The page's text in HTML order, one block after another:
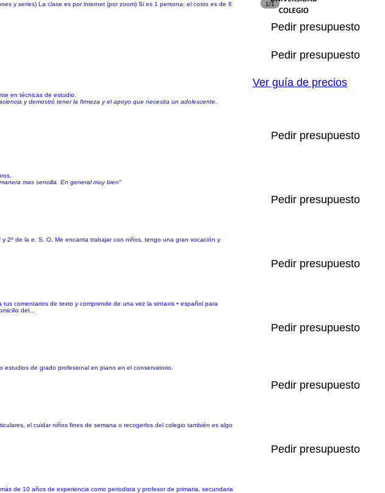
y series) La clase es por internet (por zoom) Si es 1 persona: el costo es de 6
1/1
Pedir presupuesto
en técnicas de estudio.
y demostró tener la firmeza y el apoyo que necesita un adolescente.
Pedir presupuesto
mas sencilla. En general muy bien"
Pedir presupuesto
2º de la e. S. O. Me encanta trabajar con niños, tengo una gran vocación y
Pedir presupuesto
comentarios de texto y comprende de una vez la sintaxis • español para
del...
Pedir presupuesto
de grado profesional en piano en el conservatorio.
Pedir presupuesto
el cuidar niños fines de semana o recogerlos del colegio también es algo
Pedir presupuesto
de 10 años de experiencia como periodista y profesor de primaria, secundaria
Pedir presupuesto
Ver guía de precios